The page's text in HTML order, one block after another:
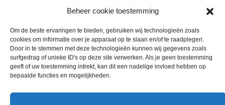
Beheer cookie toestemming
Om de beste ervaringen te bieden, gebruiken wij technologieën zoals
cookies om informatie over je apparaat op te slaan en/of te raadplegen.
Door in te stemmen met deze technologieën kunnen wij gegevens zoals
surfgedrag of unieke ID's op deze site verwerken. Als je geen toestemming
geeft of uw toestemming intrekt, kan dit een nadelige invloed hebben op
bepaalde functies en mogelijkheden.
Leaflet|Map data ©OpenStreetMap
Je adres (straat)